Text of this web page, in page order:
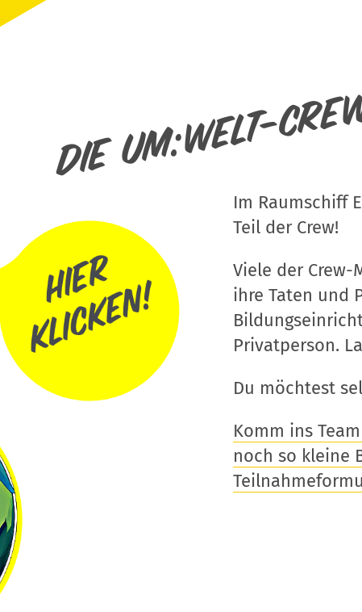
Die um:welt-
Im Raumschiff
Teil der Crew!
Viele der
ihre Taten und
Privatperson.
Du möchtest
Komm ins
noch so kleine